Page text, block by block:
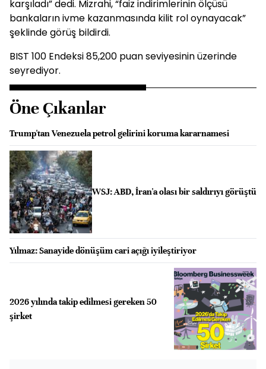
karşıladı” dedi. Mizrahi, “faiz indirimlerinin ölçüsü
bankaların ivme kazanmasında kilit rol oynayacak”
şeklinde görüş bildirdi.
BIST 100 Endeksi 85,200 puan seviyesinin üzerinde
seyrediyor.
Öne Çıkanlar
Trump'tan Venezuela petrol gelirini koruma kararnamesi
WSJ: ABD, İran'a olası bir saldırıyı görüştü
Yılmaz: Sanayide dönüşüm cari açığı iyileştiriyor
2026 yılında takip edilmesi gereken 50
şirket